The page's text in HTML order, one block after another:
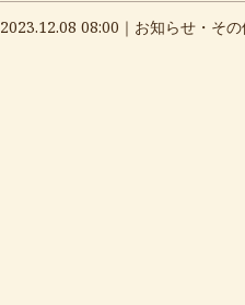
2023.12.08 08:00｜ お知らせ・そ